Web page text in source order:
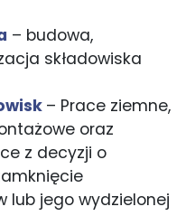
– budowa,
składowiska
– Prace ziemne,
oraz
z decyzji o
lub jego wydzielonej